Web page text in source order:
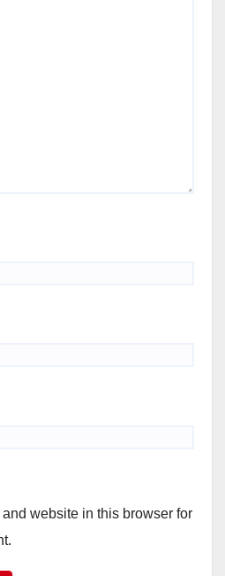
website in this browser for